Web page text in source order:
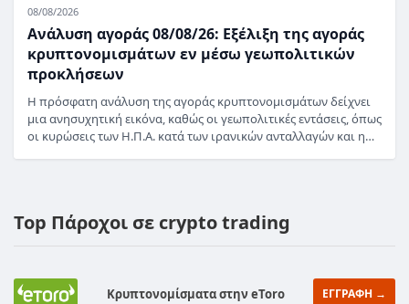
08/08/2026
Ανάλυση αγοράς 08/08/26: Εξέλιξη της αγοράς
κρυπτονομισμάτων εν μέσω γεωπολιτικών
προκλήσεων
Η πρόσφατη ανάλυση της αγοράς κρυπτονομισμάτων δείχνει
μια ανησυχητική εικόνα, καθώς οι γεωπολιτικές εντάσεις, όπως
οι κυρώσεις των Η.Π.Α. κατά των ιρανικών ανταλλαγών και η…
Top Πάροχοι σε crypto trading
Κρυπτονομίσματα στην eToro ΕΓΓΡΑΦΗ →